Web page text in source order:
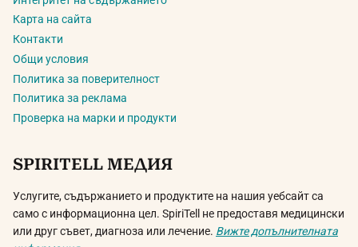
Карта на сайта
Контакти
Общи условия
Политика за поверителност
Политика за реклама
Проверка на марки и продукти
SPIRITELL МЕДИЯ
Услугите, съдържанието и продуктите на нашия уебсайт са
само с информационна цел. SpiriTell не предоставя медицински
или друг съвет, диагноза или лечение. Вижте допълнителната